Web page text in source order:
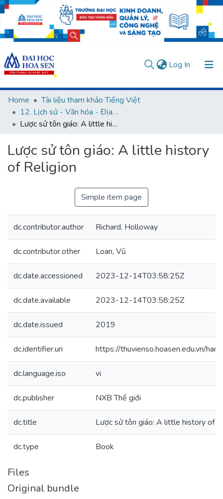
Log In (current)
Communities & Collections
All of DSpace
User guides
Usage rules
Verify account
Home
Tài liệu tham khảo Tiếng Việt
12. Lịch sử - Văn hóa - Địa lý
Lược sử tôn giáo: A little history of Religion
Lược sử tôn giáo: A little history
of Religion
Simple item page
dc.contributor.author Richard, Holloway
dc.contributor.other Loan, Vũ
dc.date.accessioned 2023-12-14T03:58:25Z
dc.date.available 2023-12-14T03:58:25Z
dc.date.issued 2019
dc.identifier.uri https://thuvienso.hoasen.edu.vn/
dc.language.iso vi
dc.publisher NXB Thế giới
dc.title Lược sử tôn giáo: A little history of
dc.type Book
Files
Original bundle